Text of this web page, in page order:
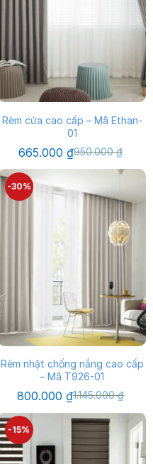
Rèm cửa cao cấp – Mã Ethan-
01
950.000₫
Giá
gốc
665.000 ₫Giá
hiện
665.000 ₫.
-30%
Rèm nhật chống nắng cao cấp
– Mã T926-01
1.145.000₫
Giá
gốc
là:
1.145.000 ₫.
800.000 ₫Giá
hiện
tại
là:
800.000 ₫.
-15%